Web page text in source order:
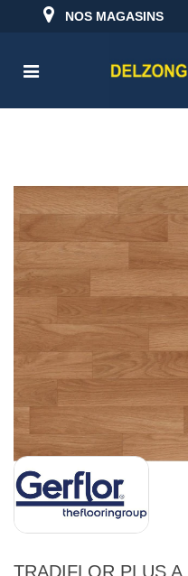
NOS MAGASINS
TRADIFLOR PLUS